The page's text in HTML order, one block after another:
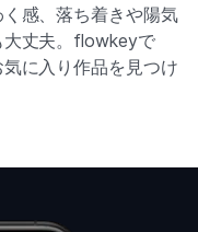
感、落ち着きや陽気
大丈夫。flowkeyで
に入り作品を見つけ